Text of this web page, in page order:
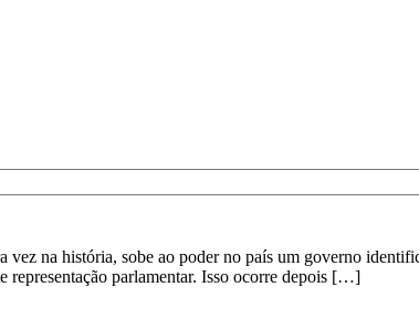
na história, sobe ao poder no país um governo
representação parlamentar. Isso ocorre depois […]